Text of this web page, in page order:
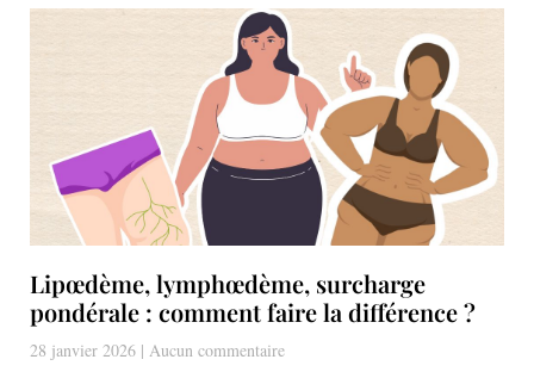
Lipœdème, lymphœdème, surcharge
pondérale : comment faire la différence ?
28 janvier 2026 Aucun commentaire